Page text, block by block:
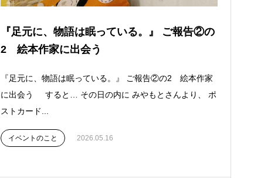
『足元に、物語は眠っている。』 ご報告②の
2 絵本作家に出会う
『足元に、物語は眠っている。』 ご報告②の2 絵本作家
に出会う すると… その日の内に みやもとさんより、 ポ
ストカード...
イベントのこと 2026.05.16